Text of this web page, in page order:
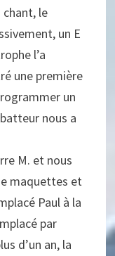
chant, le
un E
l’a
une première
un
nous a
M. et nous
maquettes et
Paul à la
par
d’un an, la